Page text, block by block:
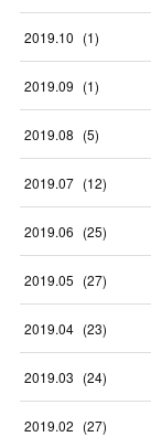
2019.10 (1)
2019.09 (1)
2019.08 (5)
2019.07 (12)
2019.06 (25)
2019.05 (27)
2019.04 (23)
2019.03 (24)
2019.02 (27)